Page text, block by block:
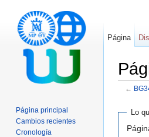
←
Lo
Página
Página principal
Cambios recientes
Cronología